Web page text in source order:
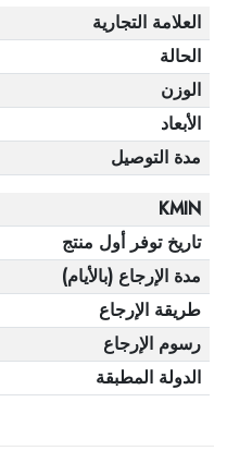
العلامة التجارية
الحالة
الوزن
الأبعاد
مدة التوصيل
KMIN
تاريخ توفر أول منتج
مدة الإرجاع (بالأيام)
طريقة الإرجاع
رسوم الإرجاع
الدولة المطبقة